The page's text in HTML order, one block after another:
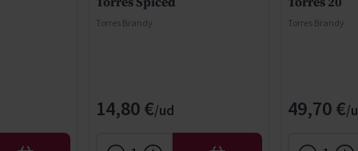
Torres Brandy
14,80 €
Torres Brandy
49,70 €